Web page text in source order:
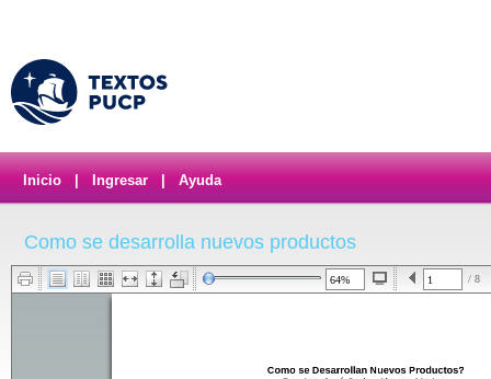
Inicio Ingresar Ayuda
Como se desarrolla nuevos productos
/ 8